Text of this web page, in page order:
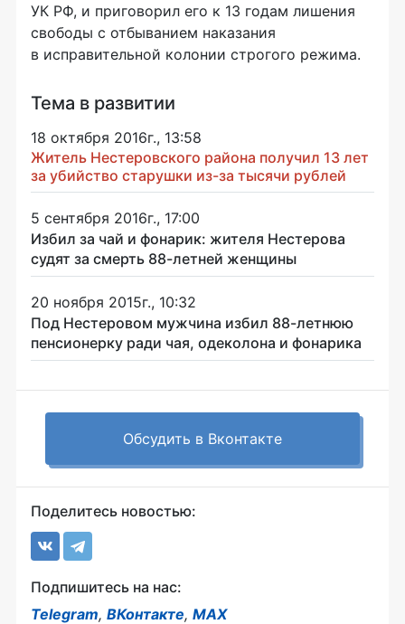
УК РФ, и приговорил его к 13 годам лишения
свободы с отбыванием наказания
в исправительной колонии строгого режима.
Тема в развитии
18 октября 2016г., 13:58
Житель Нестеровского района получил 13 лет
за убийство старушки из-за тысячи рублей
5 сентября 2016г., 17:00
Избил за чай и фонарик: жителя Нестерова
судят за смерть 88-летней женщины
20 ноября 2015г., 10:32
Под Нестеровом мужчина избил 88-летнюю
пенсионерку ради чая, одеколона и фонарика
Обсудить в Вконтакте
Поделитесь новостью:
Подпишитесь на нас:
Telegram, ВКонтакте, MAX